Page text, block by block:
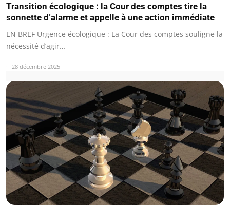
Transition écologique : la Cour des comptes tire la
sonnette d’alarme et appelle à une action immédiate
EN BREF Urgence écologique : La Cour des comptes souligne la
nécessité d’agir…
28 décembre 2025